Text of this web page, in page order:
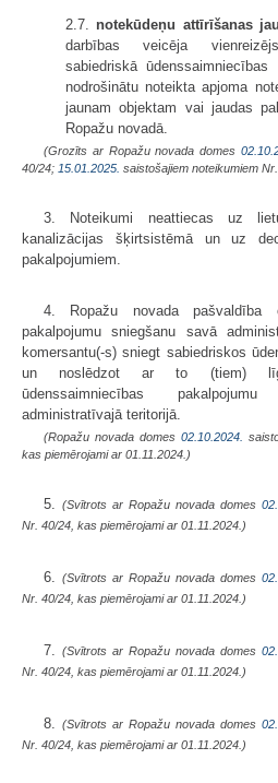
2.7. notekūdeņu attīrīšanas
darbības veicēja
sabiedriskā
nodrošinātu noteikta apjoma
jaunam objektam vai jaudas
Ropažu novadā.
(Grozīts ar Ropažu novada domes
40/24; 15.01.2025. saistošajiem noteikumiem
3. Noteikumi neattiecas uz
kanalizācijas šķirtsistēmā un uz
pakalpojumiem.
4. Ropažu novada pašvaldība
pakalpojumu sniegšanu savā
komersantu(-s) sniegt sabiedriskos
un noslēdzot ar to (tiem)
ūdenssaimniecības
administratīvajā teritorijā.
(Ropažu novada domes 02.10.2024.
kas piemērojami ar 01.11.2024.)
5. (Svītrots ar Ropažu novada domes
Nr. 40/24, kas piemērojami ar 01.11.2024.)
6. (Svītrots ar Ropažu novada domes
Nr. 40/24, kas piemērojami ar 01.11.2024.)
7. (Svītrots ar Ropažu novada domes
Nr. 40/24, kas piemērojami ar 01.11.2024.)
8. (Svītrots ar Ropažu novada domes
Nr. 40/24, kas piemērojami ar 01.11.2024.)